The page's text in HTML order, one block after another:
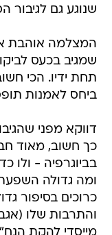
שנוגע גם לגיבור
המצלמה אוהבת
שמגיב בכעס
תחת ידיו. הכי
ביחס לאמנות
דווקא מפני
כך חשוב, מאוד
בביוגרפיה - ולו
ומה גדולה
כרוכים בסיפור
והתרבות שלו (אגב